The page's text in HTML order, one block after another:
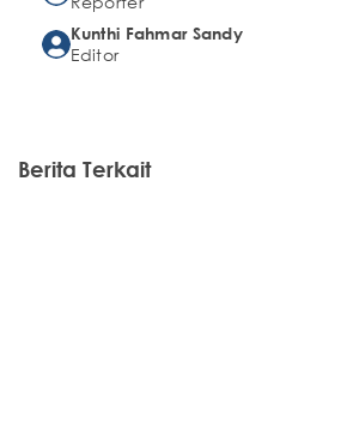
Kunthi Fahmar Sandy
Editor
Berita Terkait